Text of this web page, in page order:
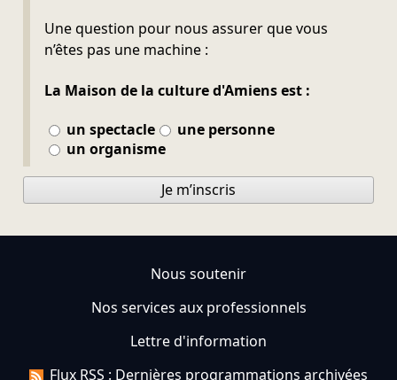
Une question pour nous assurer que vous
n’êtes pas une machine :
La Maison de la culture d'Amiens est :
un spectacle
une personne
un organisme
Ne pas remplir
Je m’inscris
Nous soutenir
Nos services aux professionnels
Lettre d'information
Flux RSS : Dernières programmations archivées